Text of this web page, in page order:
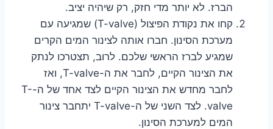
הברז. לא יותר מדי חזק, רק שיהיה יציב.
קחו את נקודת הפיצול (T-valve) שמגיעה עם
מערכת הסינון. חברו אותה לצינור המים הקרים
שמגיע לברז הראשי שלכם. לרוב, תצטרכו לנתק
את הצינור הקיים, לחבר את ה-T-valve, ואז
לחבר מחדש את הצינור הקיים לצד אחד של ה-T-
valve. לצד השני של ה-T-valve יתחבר צינור
המים למערכת הסינון.